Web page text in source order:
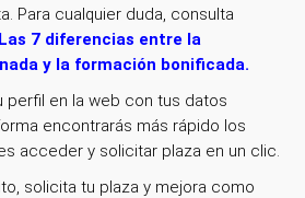
Para cualquier duda, consulta
Las 7 diferencias entre la
y la formación bonificada.
perfil en la web con tus datos
encontrarás más rápido los
acceder y solicitar plaza en un clic.
solicita tu plaza y mejora como